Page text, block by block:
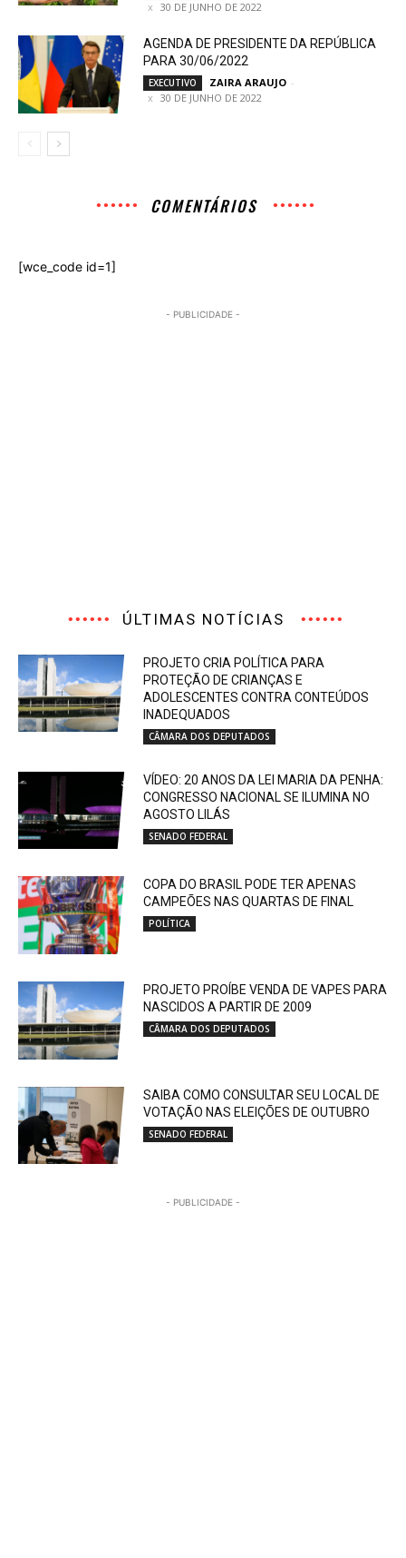
30 DE JUNHO DE 2022
AGENDA DE PRESIDENTE DA REPÚBLICA
PARA 30/06/2022
EXECUTIVO ZAIRA ARAUJO -
30 DE JUNHO DE 2022
COMENTÁRIOS
[wce_code id=1]
- PUBLICIDADE -
ÚLTIMAS NOTÍCIAS
PROJETO CRIA POLÍTICA PARA
PROTEÇÃO DE CRIANÇAS E
ADOLESCENTES CONTRA CONTEÚDOS
INADEQUADOS
CÂMARA DOS DEPUTADOS
VÍDEO: 20 ANOS DA LEI MARIA DA PENHA:
CONGRESSO NACIONAL SE ILUMINA NO
AGOSTO LILÁS
SENADO FEDERAL
COPA DO BRASIL PODE TER APENAS
CAMPEÕES NAS QUARTAS DE FINAL
POLÍTICA
PROJETO PROÍBE VENDA DE VAPES PARA
NASCIDOS A PARTIR DE 2009
CÂMARA DOS DEPUTADOS
SAIBA COMO CONSULTAR SEU LOCAL DE
VOTAÇÃO NAS ELEIÇÕES DE OUTUBRO
SENADO FEDERAL
- PUBLICIDADE -